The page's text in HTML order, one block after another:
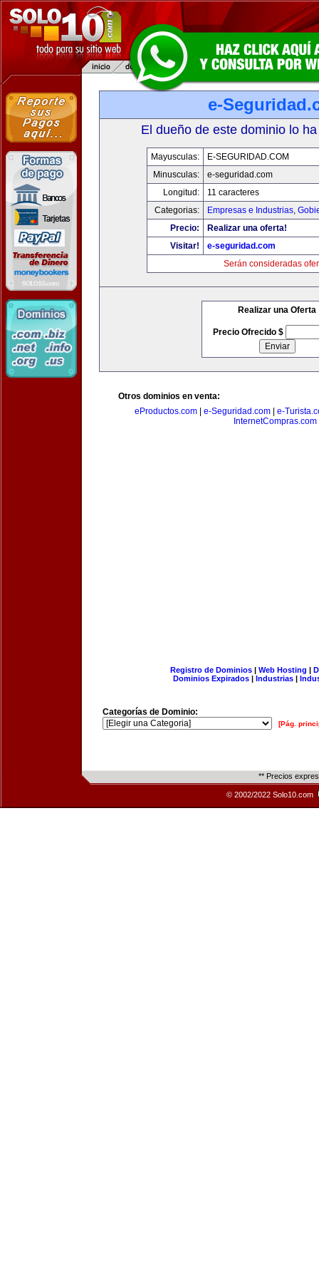
e-
El dueño de este dominio lo
Mayusculas:
E-SEGURIDAD.COM
Minusculas:
e-seguridad.com
Longitud:
11 caracteres
Categorias:
Empresas e Industrias,
Precio:
Realizar una oferta!
Visitar!
e-seguridad.com
Serán consideradas
Realizar una Oferta
Precio Ofrecido $
Otros dominios en venta:
eProductos.com
e-Seguridad.com
e-
InternetCompras.com
Registro de Dominios| Web Hosting |
Dominios Expirados | Industrias |
Categorías de Dominio:
[Pág.
** Precios
© 2002/2022 Solo10.com